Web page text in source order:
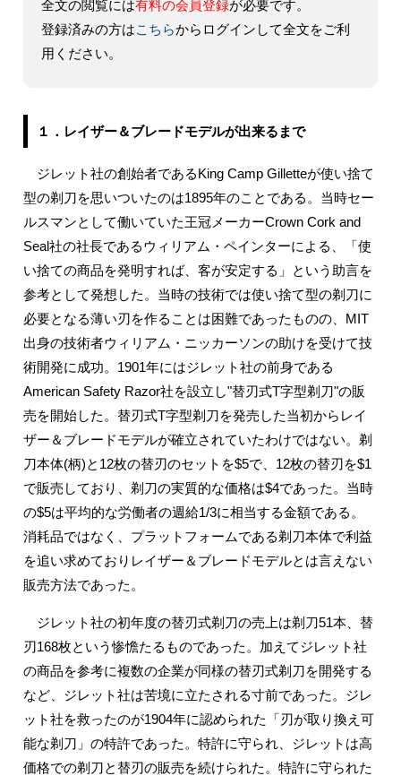
全文の閲覧には有料の会員登録が必要です。
登録済みの方はこちらからログインして全文をご利
用ください。
１．レイザー＆ブレードモデルが出来るまで
ジレット社の創始者であるKing Camp Gilletteが使い捨て
型の剃刀を思いついたのは1895年のことである。当時セー
ルスマンとして働いていた王冠メーカーCrown Cork and
Seal社の社長であるウィリアム・ペインターによる、「使
い捨ての商品を発明すれば、客が安定する」という助言を
参考として発想した。当時の技術では使い捨て型の剃刀に
必要となる薄い刃を作ることは困難であったものの、MIT
出身の技術者ウィリアム・ニッカーソンの助けを受けて技
術開発に成功。1901年にはジレット社の前身である
American Safety Razor社を設立し"替刃式T字型剃刀"の販
売を開始した。替刃式T字型剃刀を発売した当初からレイ
ザー＆ブレードモデルが確立されていたわけではない。剃
刀本体(柄)と12枚の替刃のセットを$5で、12枚の替刃を$1
で販売しており、剃刀の実質的な価格は$4であった。当時
の$5は平均的な労働者の週給1/3に相当する金額である。
消耗品ではなく、プラットフォームである剃刀本体で利益
を追い求めておりレイザー＆ブレードモデルとは言えない
販売方法であった。
ジレット社の初年度の替刃式剃刀の売上は剃刀51本、替
刃168枚という惨憺たるものであった。加えてジレット社
の商品を参考に複数の企業が同様の替刃式剃刀を開発する
など、ジレット社は苦境に立たされる寸前であった。ジレ
ット社を救ったのが1904年に認められた「刃が取り換え可
能な剃刀」の特許であった。特許に守られ、ジレットは高
価格での剃刀と替刃の販売を続けられた。特許に守られた